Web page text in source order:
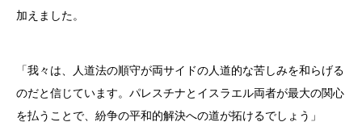
加えました。
「我々は、人道法の順守が両サイドの人道的な苦しみを和らげる
のだと信じています。パレスチナとイスラエル両者が最大の関心
を払うことで、紛争の平和的解決への道が拓けるでしょう」